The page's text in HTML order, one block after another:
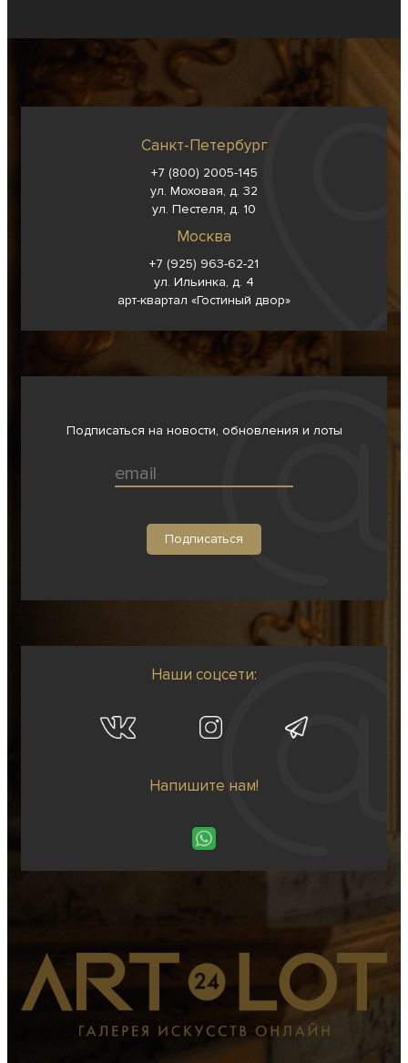
Санкт-Петербург
+7 (800) 2005-145
ул. Моховая, д. 32
ул. Пестеля, д. 10
Москва
+7 (925) 963-62-21
ул. Ильинка, д. 4
арт-квартал «Гостиный двор»
Подписаться на новости, обновления и лоты
Наши соцсети:
Напишите нам!